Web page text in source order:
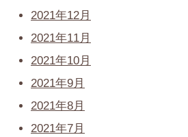
2021年12月
2021年11月
2021年10月
2021年9月
2021年8月
2021年7月